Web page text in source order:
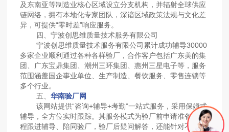
及东南亚等制造业核心区域设立分支机构，并辐射全球供应
链网络，拥有本地化专家团队，深谙区域政策法规与文化差
异，可提供“零时差”响应服务。
四、宁波创思维质量技术服务有限公司
宁波创思维质量技术服务有限公司累计成功辅导30000
多家企业顺利通过各种各样验厂，合作客户包括广东美的集
团、广东宝鼎集团、潮州三环集团、惠州三星电子等，服务
范围涵盖国企事业单位、生产制造、餐饮服务、零售连锁等
多个行业。
五、华南验厂网
该网站提供“咨询+辅导+考勤”一站式服务，采用保姆式
辅导，全方位实时跟踪。其服务模式为验厂前申请准备、全
程跟进辅导、陪同验厂，验厂后疑问解答，还能针对不同工